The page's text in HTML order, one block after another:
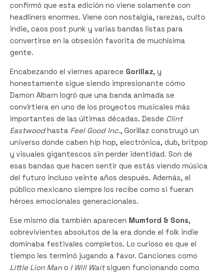
confirmó que esta edición no viene solamente con
headliners enormes. Viene con nostalgia, rarezas, culto
indie, caos post punk y varias bandas listas para
convertirse en la obsesión favorita de muchísima
gente.
Encabezando el viernes aparece Gorillaz, y
honestamente sigue siendo impresionante cómo
Damon Albarn logró que una banda animada se
convirtiera en uno de los proyectos musicales más
importantes de las últimas décadas. Desde Clint
Eastwoodhasta Feel Good Inc., Gorillaz construyó un
universo donde caben hip hop, electrónica, dub, britpop
y visuales gigantescos sin perder identidad. Son de
esas bandas que hacen sentir que estás viendo música
del futuro incluso veinte años después. Además, el
público mexicano siempre los recibe como si fueran
héroes emocionales generacionales.
Ese mismo día también aparecen Mumford & Sons,
sobrevivientes absolutos de la era donde el folk indie
dominaba festivales completos. Lo curioso es que el
tiempo les terminó jugando a favor. Canciones como
Little Lion Mano I Will Waitsiguen funcionando como